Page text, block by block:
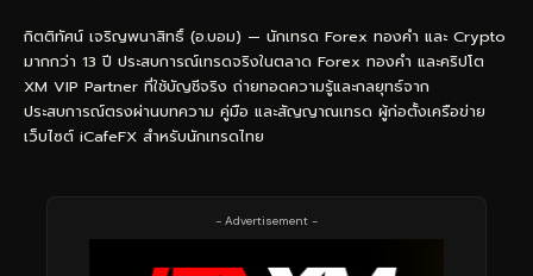
กิตติทัศน์ เจริญพนาสิทธิ์ (อ.บอม) — นักเทรด Forex ทองคำ และ Crypto
มากกว่า 13 ปี ประสบการณ์เทรดจริงในตลาด Forex ทองคำ และคริปโต
XM VIP Partner ที่ใช้บัญชีจริง ถ่ายทอดความรู้และกลยุทธ์จาก
ประสบการณ์ตรงผ่านบทความ คู่มือ และสัญญาณเทรด ผู้ก่อตั้งเครือข่าย
เว็บไซต์ iCafeFX สำหรับนักเทรดไทย
- Advertisement -